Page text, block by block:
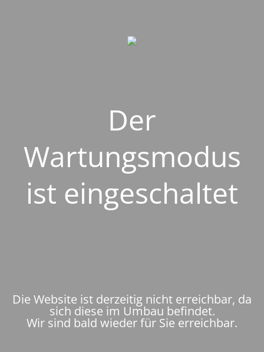
Der
Wartungsmodus
ist eingeschaltet
Die Website ist derzeitig nicht erreichbar, da
sich diese im Umbau befindet.
Wir sind bald wieder für Sie erreichbar.